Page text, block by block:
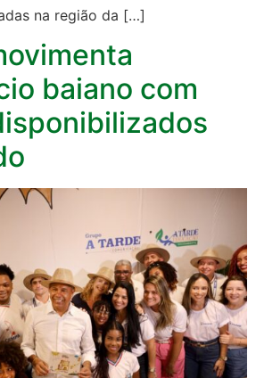
na região da […]
baiano com